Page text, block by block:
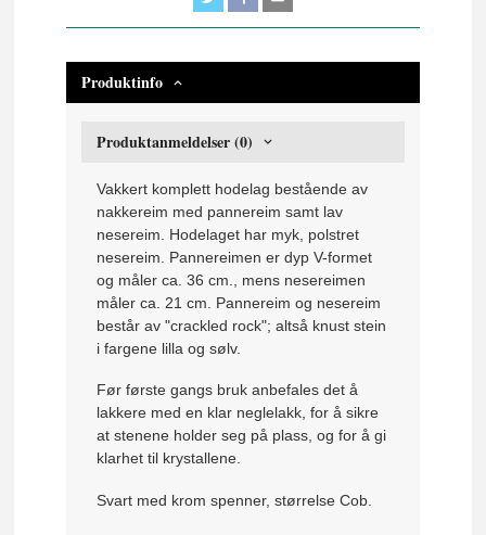
Produktinfo
Produktanmeldelser (0)
Vakkert komplett hodelag bestående av
nakkereim med pannereim samt lav
nesereim. Hodelaget har myk, polstret
nesereim. Pannereimen er dyp V-formet
og måler ca. 36 cm., mens nesereimen
måler ca. 21 cm. Pannereim og nesereim
består av "crackled rock"; altså knust stein
i fargene lilla og sølv.
Før første gangs bruk anbefales det å
lakkere med en klar neglelakk, for å sikre
at stenene holder seg på plass, og for å gi
klarhet til krystallene.
Svart med krom spenner, størrelse Cob.